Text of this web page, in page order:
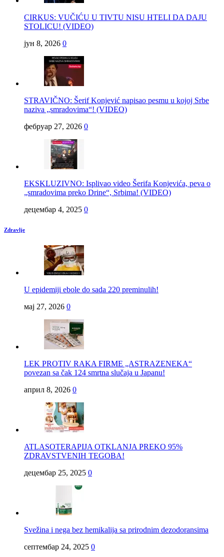
CIRKUS: VUČIĆU U TIVTU NISU HTELI DA DAJU
STOLICU! (VIDEO)
јун 8, 2026 0
STRAVIČNO: Šerif Konjević napisao pesmu u kojoj Srbe
naziva „smradovima“! (VIDEO)
фебруар 27, 2026 0
EKSKLUZIVNO: Isplivao video Šerifa Konjevića, peva o
„smradovima preko Drine“, Srbima! (VIDEO)
децембар 4, 2025 0
Zdravlje
U epidemiji ebole do sada 220 preminulih!
мај 27, 2026 0
LEK PROTIV RAKA FIRME „ASTRAZENEKA“
povezan sa čak 124 smrtna slučaja u Japanu!
април 8, 2026 0
ATLASOTERAPIJA OTKLANJA PREKO 95%
ZDRAVSTVENIH TEGOBA!
децембар 25, 2025 0
Svežina i nega bez hemikalija sa prirodnim dezodoransima
септембар 24, 2025 0